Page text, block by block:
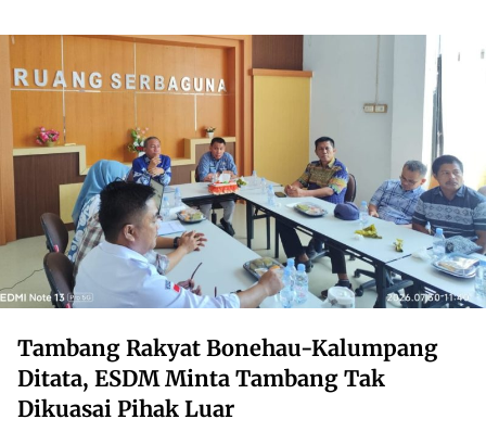
Tambang Rakyat Bonehau-Kalumpang
Ditata, ESDM Minta Tambang Tak
Dikuasai Pihak Luar